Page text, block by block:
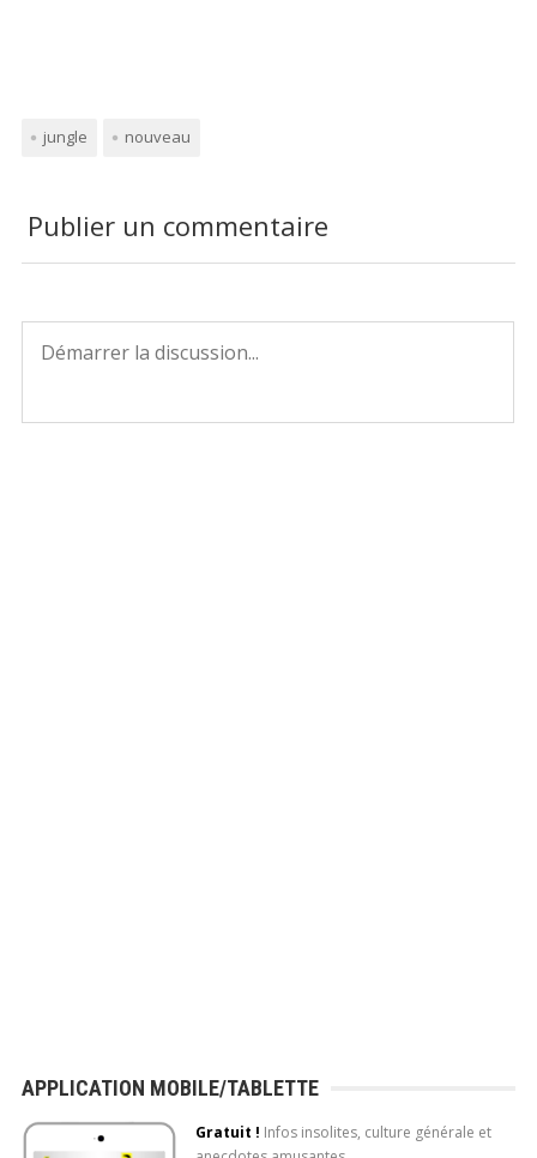
jungle nouveau
Publier un commentaire
APPLICATION MOBILE/TABLETTE
Gratuit ! Infos insolites, culture générale et